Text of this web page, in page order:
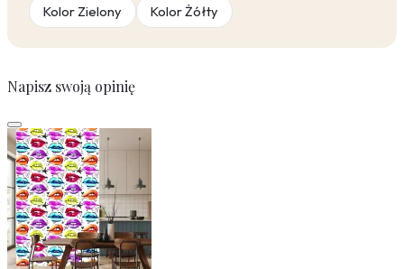
Kolor Zielony Kolor Żółty
Napisz swoją opinię